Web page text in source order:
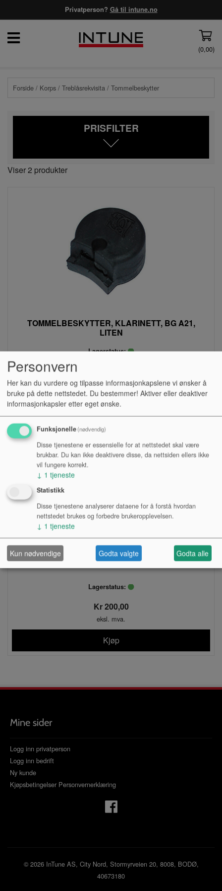
Privatperson? Gå til intune.no
(0,00)
Forside / Korps / Treblåsrekvisita / Tommelbeskytter
PRISFILTER
Viser 2 produkter
TOMMELBESKYTTER, KLARINETT, BG A21,
LITEN
Lagerstatus:
eksl. mva.
Kjøp
TOMMELSTØTTE, BOPEP FLØYTE
Lagerstatus:
Kr 200,00
eksl. mva.
Kjøp
Mine sider
Logg inn privatperson
Logg inn bedrift
Ny kunde
Kjøpsbetingelser Personvernerklæring
© 2026 InTune AS, City Nord, Stormyrveien 20, 8008, BODØ,
40673180
Personvern
Her kan du vurdere og tilpasse informasjonkapslene vi ønsker å
bruke på dette nettstedet. Du bestemmer! Aktiver eller deaktiver
informasjonkapsler etter eget ønske.
Funksjonelle(nødvendig)
Disse tjenestene er essensielle for at nettstedet skal være
brukbar. Du kan ikke deaktivere disse, da nettsiden ellers ikke
vil fungere korrekt.
↓ 1 tjeneste
Statistikk
Disse tjenestene analyserer dataene for å forstå hvordan
nettstedet brukes og forbedre brukeropplevelsen.
↓ 1 tjeneste
Kun nødvendige Godta valgte Godta alle